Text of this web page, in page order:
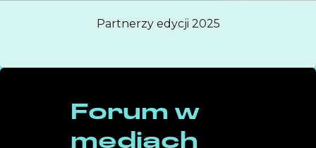
Partnerzy edycji 2025
Forum w
mediach